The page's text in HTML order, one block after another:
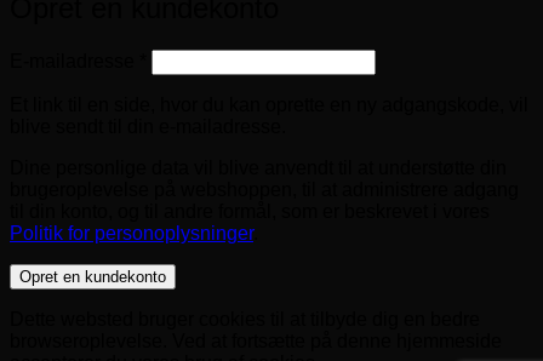
Politik for personoplysninger.
Opret en kundekonto